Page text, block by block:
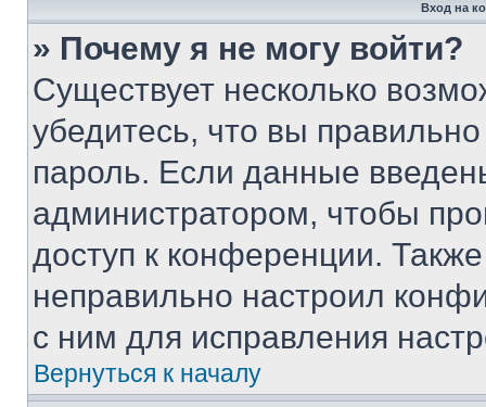
Вход на
» Почему я не могу войти?
Существует несколько
убедитесь, что вы
пароль. Если данные
администратором, чтобы
доступ к конференции.
неправильно настроил
с ним для исправления
Вернуться к началу